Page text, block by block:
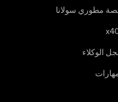
مطوري سولانا
الوكلاء